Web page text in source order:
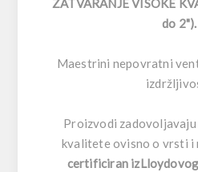
ZATVARANJE VISOKE
do 2").
Maestrini nepovratni
Proizvodi
kvalitete ovisno o vrsti i
certificiran